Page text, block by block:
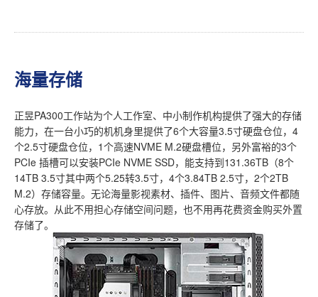
海量存储
正昱PA300工作站为个人工作室、中小制作机构提供了强大的存储
能力，在一台小巧的机机身里提供了6个大容量3.5寸硬盘仓位，4
个2.5寸硬盘仓位，1个高速NVME M.2硬盘槽位，另外富裕的3个
PCIe 插槽可以安装PCIe NVME SSD，能支持到131.36TB（8个
14TB 3.5寸其中两个5.25转3.5寸，4个3.84TB 2.5寸，2个2TB
M.2）存储容量。无论海量影视素材、插件、图片、音频文件都随
心存放。从此不用担心存储空间问题，也不用再花费资金购买外置
存储了。